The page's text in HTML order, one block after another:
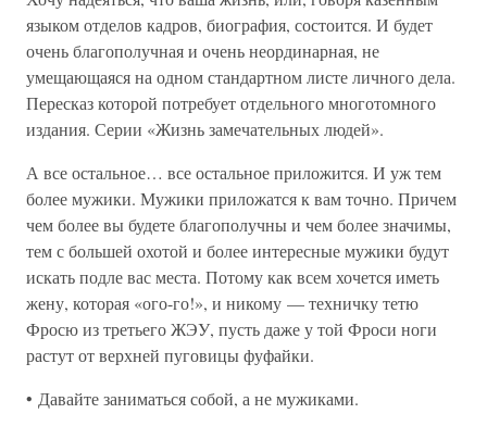
языком отделов кадров, биография, состоится. И будет
очень благополучная и очень неординарная, не
умещающаяся на одном стандартном листе личного дела.
Пересказ которой потребует отдельного многотомного
издания. Серии «Жизнь замечательных людей».
А все остальное… все остальное приложится. И уж тем
более мужики. Мужики приложатся к вам точно. Причем
чем более вы будете благополучны и чем более значимы,
тем с большей охотой и более интересные мужики будут
искать подле вас места. Потому как всем хочется иметь
жену, которая «ого-го!», и никому — техничку тетю
Фросю из третьего ЖЭУ, пусть даже у той Фроси ноги
растут от верхней пуговицы фуфайки.
• Давайте заниматься собой, а не мужиками.